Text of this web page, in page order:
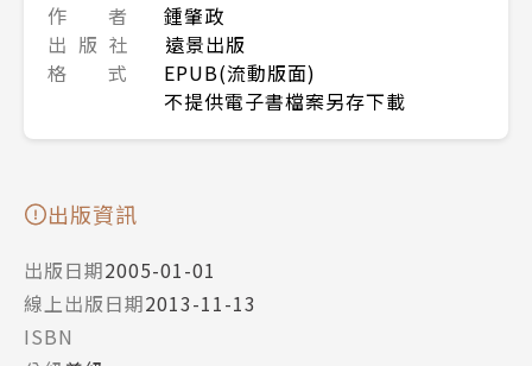
作 者
鍾肇政
出 版 社
遠景出版
格 式
EPUB(流動版面)
不提供電子書檔案另存下載
出版資訊
出版日期2005-01-01
線上出版日期2013-11-13
ISBN